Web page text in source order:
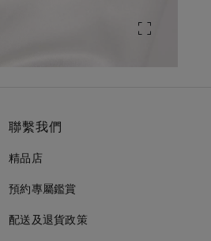
聯繫我們
精品店
預約專屬鑑賞
配送及退貨政策